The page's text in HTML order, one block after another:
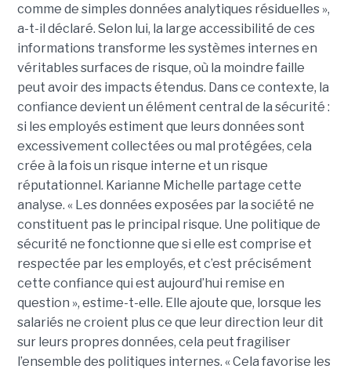
comme de simples données analytiques résiduelles »,
a-t-il déclaré. Selon lui, la large accessibilité de ces
informations transforme les systèmes internes en
véritables surfaces de risque, où la moindre faille
peut avoir des impacts étendus. Dans ce contexte, la
confiance devient un élément central de la sécurité :
si les employés estiment que leurs données sont
excessivement collectées ou mal protégées, cela
crée à la fois un risque interne et un risque
réputationnel. Karianne Michelle partage cette
analyse. « Les données exposées par la société ne
constituent pas le principal risque. Une politique de
sécurité ne fonctionne que si elle est comprise et
respectée par les employés, et c’est précisément
cette confiance qui est aujourd’hui remise en
question », estime-t-elle. Elle ajoute que, lorsque les
salariés ne croient plus ce que leur direction leur dit
sur leurs propres données, cela peut fragiliser
l’ensemble des politiques internes. « Cela favorise les